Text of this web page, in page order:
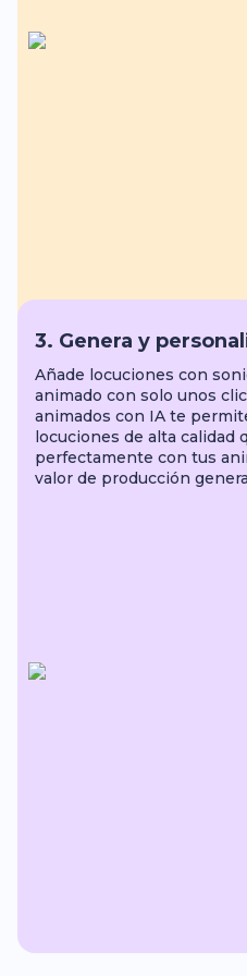
3. Genera y
Añade locuciones con
animado con solo unos
animados con IA te
locuciones de alta calidad
perfectamente con tus
valor de producción